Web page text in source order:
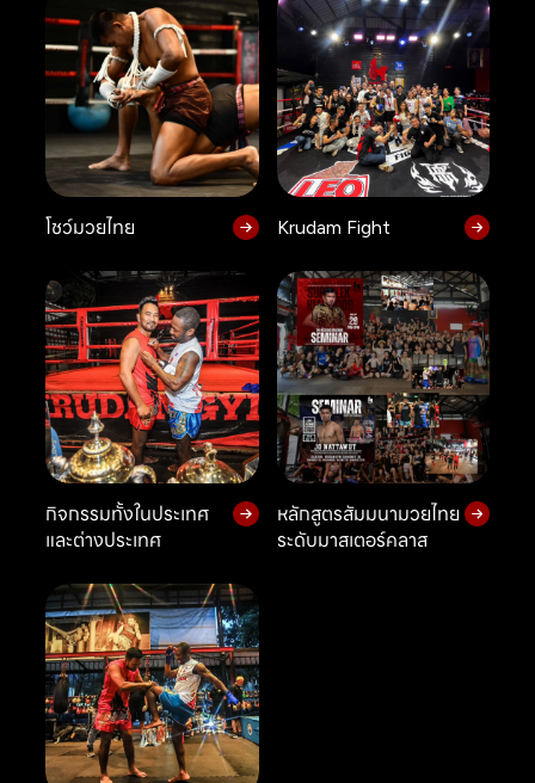
โชว์มวยไทย Krudam Fight
กิจกรรมทั้งในประเทศ
และต่างประเทศ
หลักสูตรสัมมนามวยไทย
ระดับมาสเตอร์คลาส